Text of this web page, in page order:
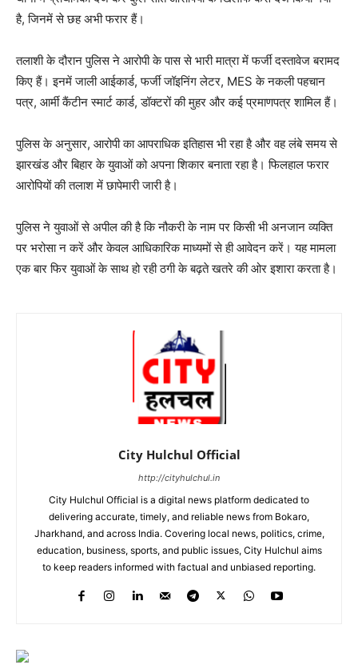
है, जिनमें से छह अभी फरार हैं।
तलाशी के दौरान पुलिस ने आरोपी के पास से भारी मात्रा में फर्जी दस्तावेज बरामद
किए हैं। इनमें जाली आईकार्ड, फर्जी जॉइनिंग लेटर, MES के नकली पहचान
पत्र, आर्मी कैंटीन स्मार्ट कार्ड, डॉक्टरों की मुहर और कई प्रमाणपत्र शामिल हैं।
पुलिस के अनुसार, आरोपी का आपराधिक इतिहास भी रहा है और वह लंबे समय से
झारखंड और बिहार के युवाओं को अपना शिकार बनाता रहा है। फिलहाल फरार
आरोपियों की तलाश में छापेमारी जारी है।
पुलिस ने युवाओं से अपील की है कि नौकरी के नाम पर किसी भी अनजान व्यक्ति
पर भरोसा न करें और केवल आधिकारिक माध्यमों से ही आवेदन करें। यह मामला
एक बार फिर युवाओं के साथ हो रही ठगी के बढ़ते खतरे की ओर इशारा करता है।
City Hulchul Official
http://cityhulchul.in
City Hulchul Official is a digital news platform dedicated to
delivering accurate, timely, and reliable news from Bokaro,
Jharkhand, and across India. Covering local news, politics, crime,
education, business, sports, and public issues, City Hulchul aims
to keep readers informed with factual and unbiased reporting.